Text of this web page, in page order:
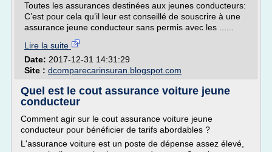
Toutes les assurances destinées aux jeunes conducteurs:
C’est pour cela qu’il leur est conseillé de souscrire à une
assurance jeune conducteur sans permis avec les ......
Lire la suite
Date: 2017-12-31 14:31:29
Site : dcomparecarinsuran.blogspot.com
Quel est le cout assurance voiture jeune
conducteur
Comment agir sur le cout assurance voiture jeune
conducteur pour bénéficier de tarifs abordables ?
L'assurance voiture est un poste de dépense assez élevé,